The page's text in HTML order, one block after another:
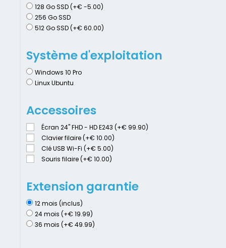
128 Go SSD (+€ -5.00)
256 Go SSD
512 Go SSD (+€ 60.00)
Système d'exploitation
Windows 10 Pro
Linux Ubuntu
Accessoires
Écran 24" FHD - HD E243 (+€ 99.90)
Clavier filaire (+€ 10.00)
Clé USB Wi-Fi (+€ 5.00)
Souris filaire (+€ 10.00)
Extension garantie
12 mois (inclus)
24 mois (+€ 19.99)
36 mois (+€ 49.99)